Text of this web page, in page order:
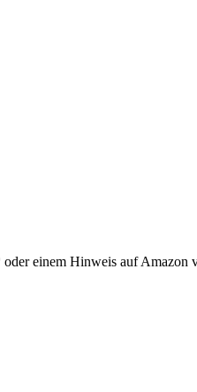
einem Hinweis auf